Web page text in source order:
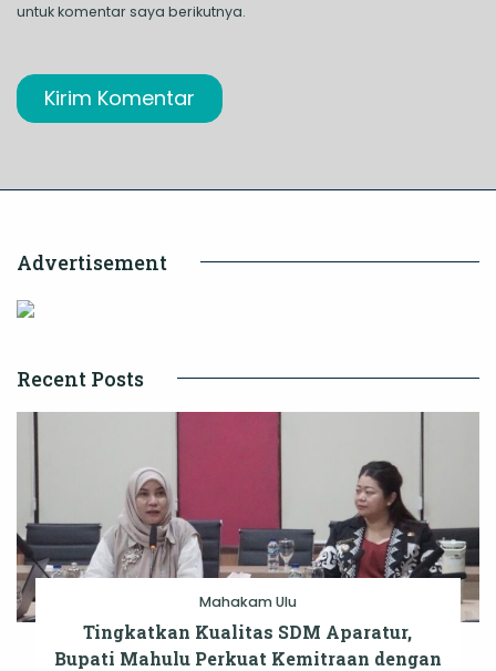
untuk komentar saya berikutnya.
Advertisement
Recent Posts
Mahakam Ulu
Tingkatkan Kualitas SDM Aparatur,
Bupati Mahulu Perkuat Kemitraan dengan